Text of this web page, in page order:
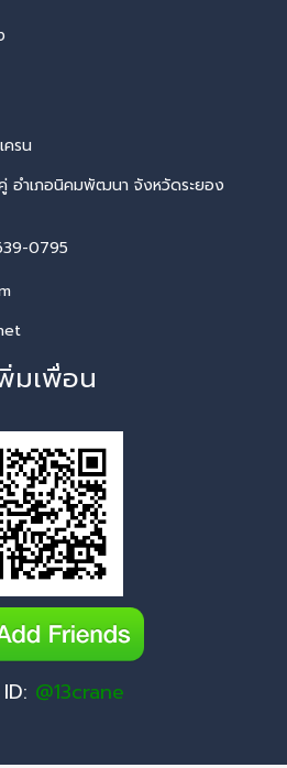
ครน
อำเภอนิคมพัฒนา จังหวัดระยอง
0795
มเพื่อน
@13crane